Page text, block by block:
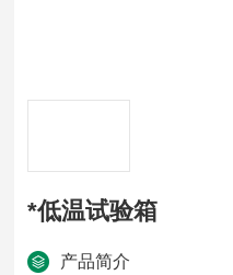
*低温试验箱
产品简介